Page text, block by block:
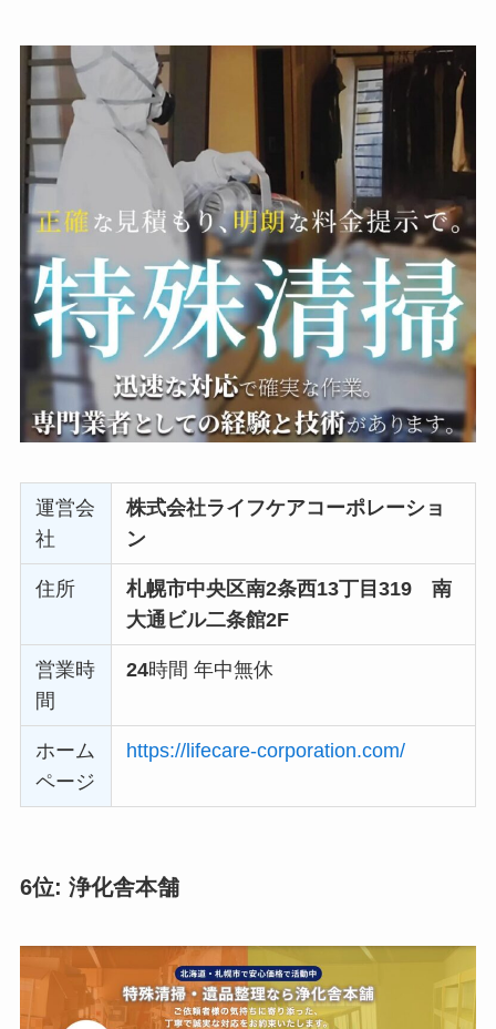
運営会
社
株式会社ライフケアコーポレーショ
ン
住所
札幌市中央区南2条西13丁目319 南
大通ビル二条館2F
営業時
間
24時間 年中無休
ホーム
ページ
https://lifecare-corporation.com/
6位: 浄化舎本舗